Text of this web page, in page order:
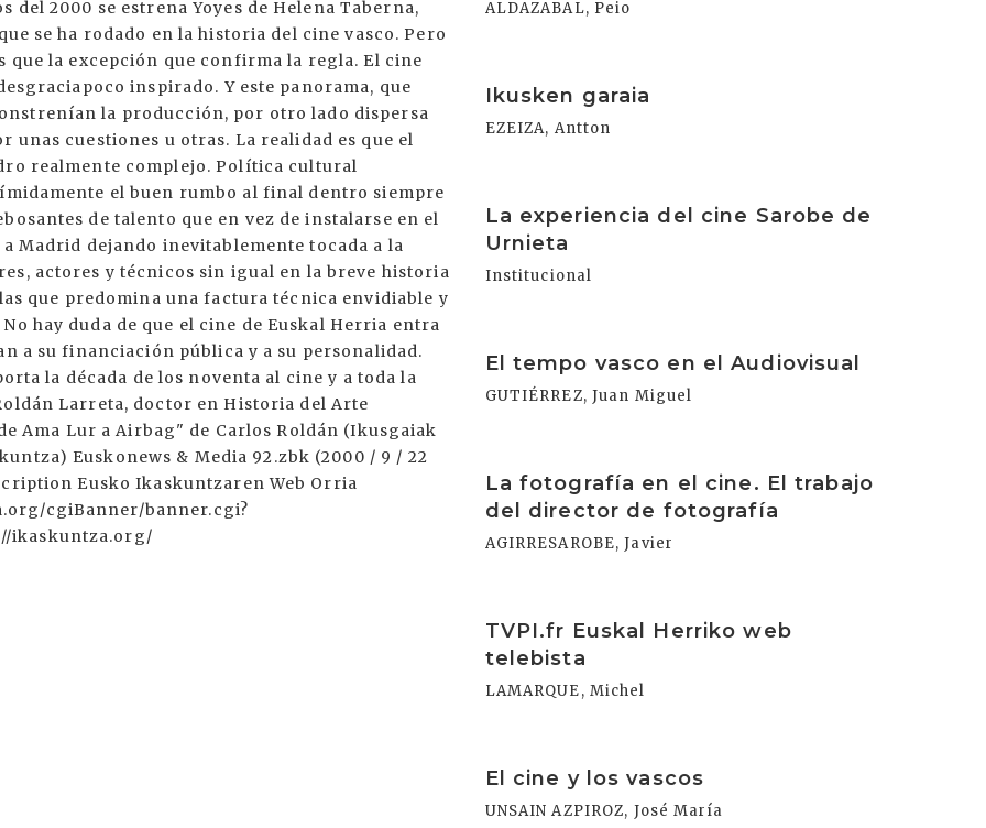
2000 se estrena Yoyes de Helena Taberna,
se ha rodado en la historia del cine vasco. Pero
que la excepción que confirma la regla. El cine
inspirado. Y este panorama, que
la producción, por otro lado dispersa
unas cuestiones u otras. La realidad es que el
realmente complejo. Política cultural
el buen rumbo al final dentro siempre
de talento que en vez de instalarse en el
Madrid dejando inevitablemente tocada a la
actores y técnicos sin igual en la breve historia
que predomina una factura técnica envidiable y
hay duda de que el cine de Euskal Herria entra
a su financiación pública y a su personalidad.
la década de los noventa al cine y a toda la
Larreta, doctor en Historia del Arte
Ama Lur a Airbag" de Carlos Roldán (Ikusgaiak
Euskonews & Media 92.zbk (2000 / 9 / 22
Eusko Ikaskuntzaren Web Orria
cgiBanner/banner.cgi?
ikaskuntza.org/
ALDAZABAL, Peio
Ikusken garaia
EZEIZA, Antton
La experiencia del cine Sarobe de
Urnieta
Institucional
El tempo vasco en el Audiovisual
GUTIÉRREZ, Juan Miguel
La fotografía en el cine. El trabajo
del director de fotografía
AGIRRESAROBE, Javier
TVPI.fr Euskal Herriko web
telebista
LAMARQUE, Michel
El cine y los vascos
UNSAIN AZPIROZ, José María